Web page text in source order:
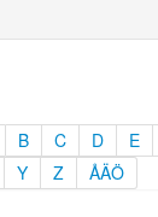
B C D E
Y Z ÅÄÖ